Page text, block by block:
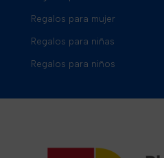
Regalos para mujer
Regalos para niñas
Regalos para niños